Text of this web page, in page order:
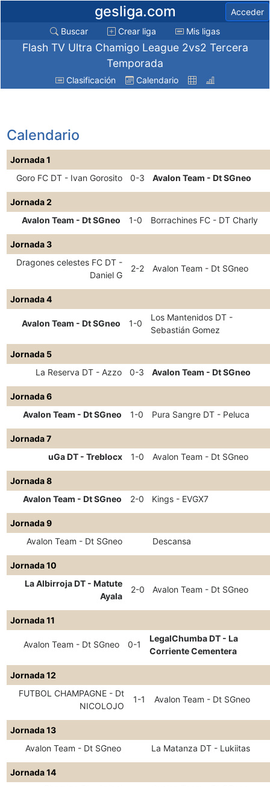
gesliga.com
Acceder
Buscar
Crear liga Mis ligas
Flash TV Ultra Chamigo League 2vs2 Tercera
Temporada
Clasificación Calendario
Calendario
Jornada 1
Goro FC DT - Ivan Gorosito
0-3 Avalon Team - Dt SGneo
Jornada 2
Avalon Team - Dt SGneo
1-0 Borrachines FC - DT Charly
Jornada 3
Dragones celestes FC DT -
Daniel G
2-2 Avalon Team - Dt SGneo
Jornada 4
Avalon Team - Dt SGneo 1-0
Los Mantenidos DT -
Sebastián Gomez
Jornada 5
La Reserva DT - Azzo
0-3 Avalon Team - Dt SGneo
Jornada 6
Avalon Team - Dt SGneo
1-0 Pura Sangre DT - Peluca
Jornada 7
uGa DT - Treblocx
1-0 Avalon Team - Dt SGneo
Jornada 8
Avalon Team - Dt SGneo
2-0 Kings - EVGX7
Jornada 9
Avalon Team - Dt SGneo
Descansa
Jornada 10
La Albirroja DT - Matute
Ayala
2-0 Avalon Team - Dt SGneo
Jornada 11
Avalon Team - Dt SGneo 0-1
LegalChumba DT - La
Corriente Cementera
Jornada 12
FUTBOL CHAMPAGNE - Dt
NICOLOJO
1-1 Avalon Team - Dt SGneo
Jornada 13
Avalon Team - Dt SGneo
La Matanza DT - Lukiitas
Jornada 14